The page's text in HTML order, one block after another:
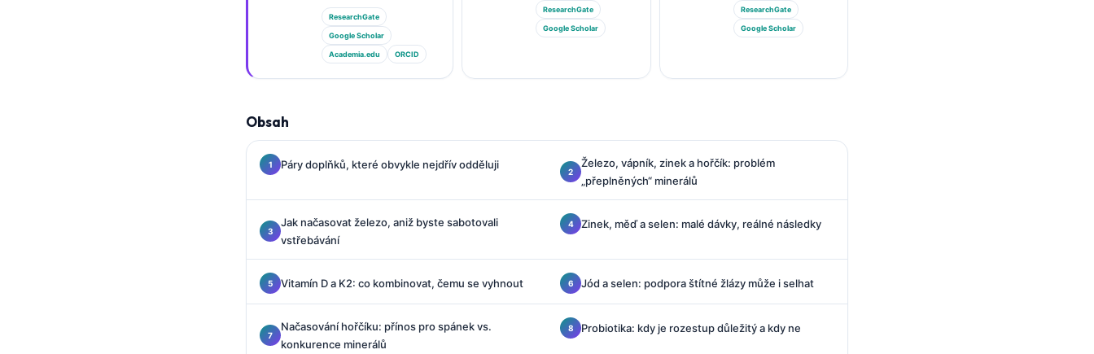
ResearchGate
Google Scholar
Academia.edu ORCID
ResearchGate
Google Scholar
ResearchGate
Google Scholar
Obsah
Páry doplňků, které obvykle nejdřív odděluji
Železo, vápník, zinek a hořčík: problém
„přeplněných“ minerálů
Jak načasovat železo, aniž byste sabotovali
vstřebávání
Zinek, měď a selen: malé dávky, reálné následky
Vitamín D a K2: co kombinovat, čemu se vyhnout Jód a selen: podpora štítné žlázy může i selhat
Načasování hořčíku: přínos pro spánek vs.
konkurence minerálů
Probiotika: kdy je rozestup důležitý a kdy ne